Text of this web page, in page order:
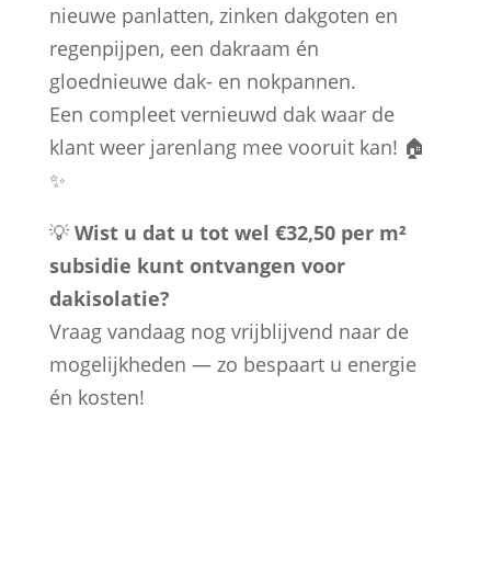
nieuwe panlatten, zinken dakgoten en
regenpijpen, een dakraam én
gloednieuwe dak- en nokpannen.
Een compleet vernieuwd dak waar de
klant weer jarenlang mee vooruit kan! 🏠
✨
💡 Wist u dat u tot wel €32,50 per m²
subsidie kunt ontvangen voor
dakisolatie?
Vraag vandaag nog vrijblijvend naar de
mogelijkheden — zo bespaart u energie
én kosten!